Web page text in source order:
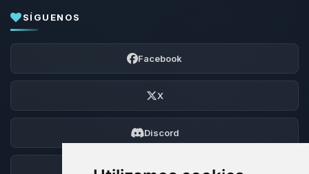
SÍGUENOS
Facebook
X
Discord
Foro